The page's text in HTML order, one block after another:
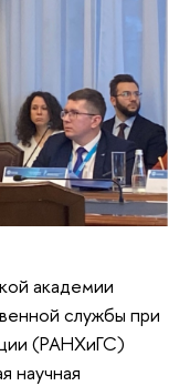
академии
службы при
(РАНХиГС)
научная